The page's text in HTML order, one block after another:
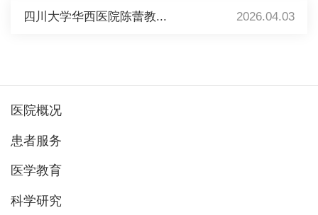
四川大学华西医院陈蕾教... 2026.04.03
医院概况
患者服务
医学教育
科学研究